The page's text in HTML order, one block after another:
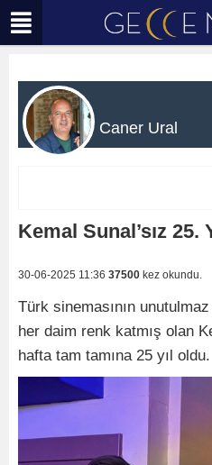
Caner Ural
Kemal Sunal’sız 25.
30-06-2025 11:36 37500 kez okundu.
Türk sinemasının
her daim renk katmış olan
hafta tam tamına 25 yıl oldu.